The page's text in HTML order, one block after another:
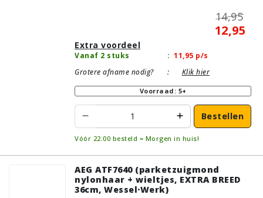
14,95
12,95
Extra voordeel
Vanaf 2 stuks : 11,95 p/s
Grotere afname nodig?
: Klik hier
Voorraad: 5+
Bestellen
Vóór 22:00 besteld = Morgen in huis!
AEG ATF7640 (parketzuigmond
nylonhaar + wieltjes, EXTRA BREED
36cm, Wessel·Werk)